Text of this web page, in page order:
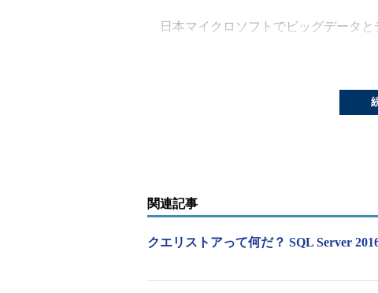
日本マイクロソフトでビッグデータと
ティング部 クラウド＆アプリケーショ
ラットフォーム製品部 エグゼクティブ
実際、データの分析結果をビジネス
を算出することは可能だ。また、メイ
析システムを自社開発していた企業も多
その後、1990年代に入ると、データベ
関連記事
クエリストアって何だ？ SQL Server